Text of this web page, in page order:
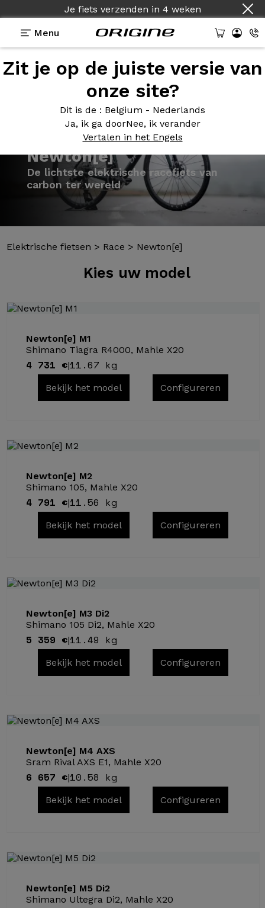
Je fiets verzenden in 4 weken
Menu
Zit je op de juiste versie van
onze site?
Dit is de : Belgium - Nederlands
Ja, ik ga doorNee, ik verander
Vertalen in het Engels
Presentatie Modellen Technologie
Elektrische fietsen > Race > Newton[e]
Kies uw model
Newton[e] M1
Shimano Tiagra R4000, Mahle X20
4 731 €|11.67 kg
Bekijk het model Configureren
Newton[e] M2
Shimano 105, Mahle X20
4 791 €|11.56 kg
Bekijk het model Configureren
Newton[e] M3 Di2
Shimano 105 Di2, Mahle X20
5 359 €|11.49 kg
Bekijk het model Configureren
Newton[e] M4 AXS
Sram Rival AXS E1, Mahle X20
6 657 €|10.58 kg
Bekijk het model Configureren
Newton[e] M5 Di2
Shimano Ultegra Di2, Mahle X20